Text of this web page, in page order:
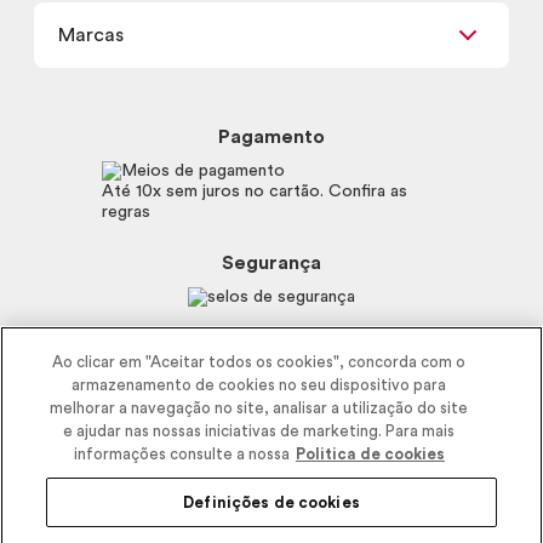
Código de defesa do consumidor
Trabalhe com a gente
Recomendações Covid19
Frete e Entrega
Fale Conosco
E-mail
Marcas
Pagamento
Até 10x sem juros no cartão. Confira as
regras
Segurança
Ao clicar em "Aceitar todos os cookies", concorda com o
armazenamento de cookies no seu dispositivo para
melhorar a navegação no site, analisar a utilização do site
e ajudar nas nossas iniciativas de marketing. Para mais
informações consulte a nossa
Politica de cookies
Definições de cookies